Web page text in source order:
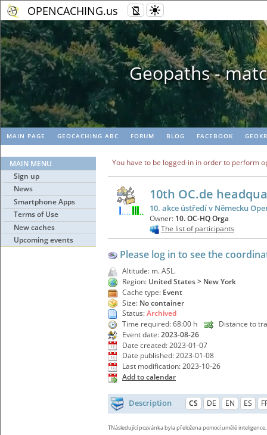
OPENCACHING.us
Geopaths -
MAIN PAGE GEOCACHING ABC FORUM BLOG FACEBOOK
MAIN MENU
Sign up
News
Smartphone Apps
Terms of Use
New caches
Upcoming events
You have to be logged-in in order to perform
10th OC.de
10. akce ústředí v Německu
Owner: 10. OC-HQ Orga
The list of participants
Please log in to see the
Altitude: m. ASL.
Region: United States > New York
Cache type: Event
Size: No container
Status:Archived
Time required: 68:00 h
Distance to
Event date:2023-08-26
Date created: 2023-01-07
Date published: 2023-01-08
Last modification: 2023-10-26
Add to calendar
Description CS DE EN ES
TNásledující pozvánka byla přeložena pomocí umělé